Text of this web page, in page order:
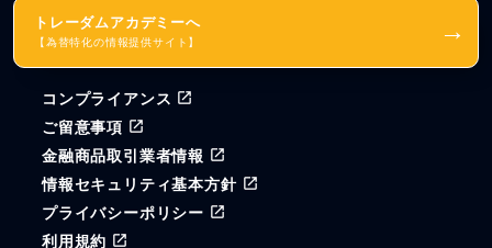
トレーダムアカデミーへ
【為替特化の情報提供サイト】 →
コンプライアンス
ご留意事項
金融商品取引業者情報
情報セキュリティ基本方針
プライバシーポリシー
利用規約